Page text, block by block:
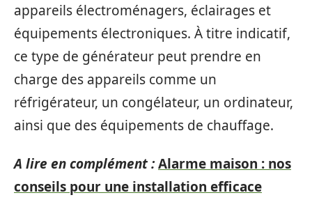
appareils électroménagers, éclairages et
équipements électroniques. À titre indicatif,
ce type de générateur peut prendre en
charge des appareils comme un
réfrigérateur, un congélateur, un ordinateur,
ainsi que des équipements de chauffage.
A lire en complément :Alarme maison : nos
conseils pour une installation efficace